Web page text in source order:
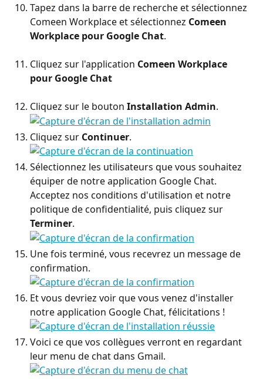
Tapez dans la barre de recherche et sélectionnez
Comeen Workplace et sélectionnez Comeen
Workplace pour Google Chat.
Cliquez sur l'application Comeen Workplace
pour Google Chat
Cliquez sur le bouton Installation Admin.
Cliquez sur Continuer.
Sélectionnez les utilisateurs que vous souhaitez
équiper de notre application Google Chat.
Acceptez nos conditions d'utilisation et notre
politique de confidentialité, puis cliquez sur
Terminer.
Une fois terminé, vous recevrez un message de
confirmation.
Et vous devriez voir que vous venez d'installer
notre application Google Chat, félicitations !
Voici ce que vos collègues verront en regardant
leur menu de chat dans Gmail.